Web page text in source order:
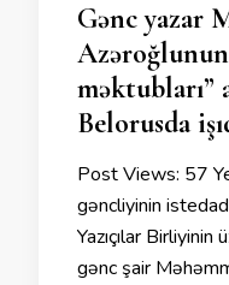
Gənc yazar
məktubları”
Belorusda
Post Views: 57
gəncliyinin
Yazıçılar
gənc şair